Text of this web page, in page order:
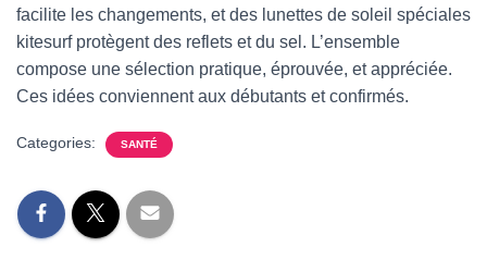
facilite les changements, et des lunettes de soleil spéciales
kitesurf protègent des reflets et du sel. L’ensemble
compose une sélection pratique, éprouvée, et appréciée.
Ces idées conviennent aux débutants et confirmés.
Categories: SANTÉ